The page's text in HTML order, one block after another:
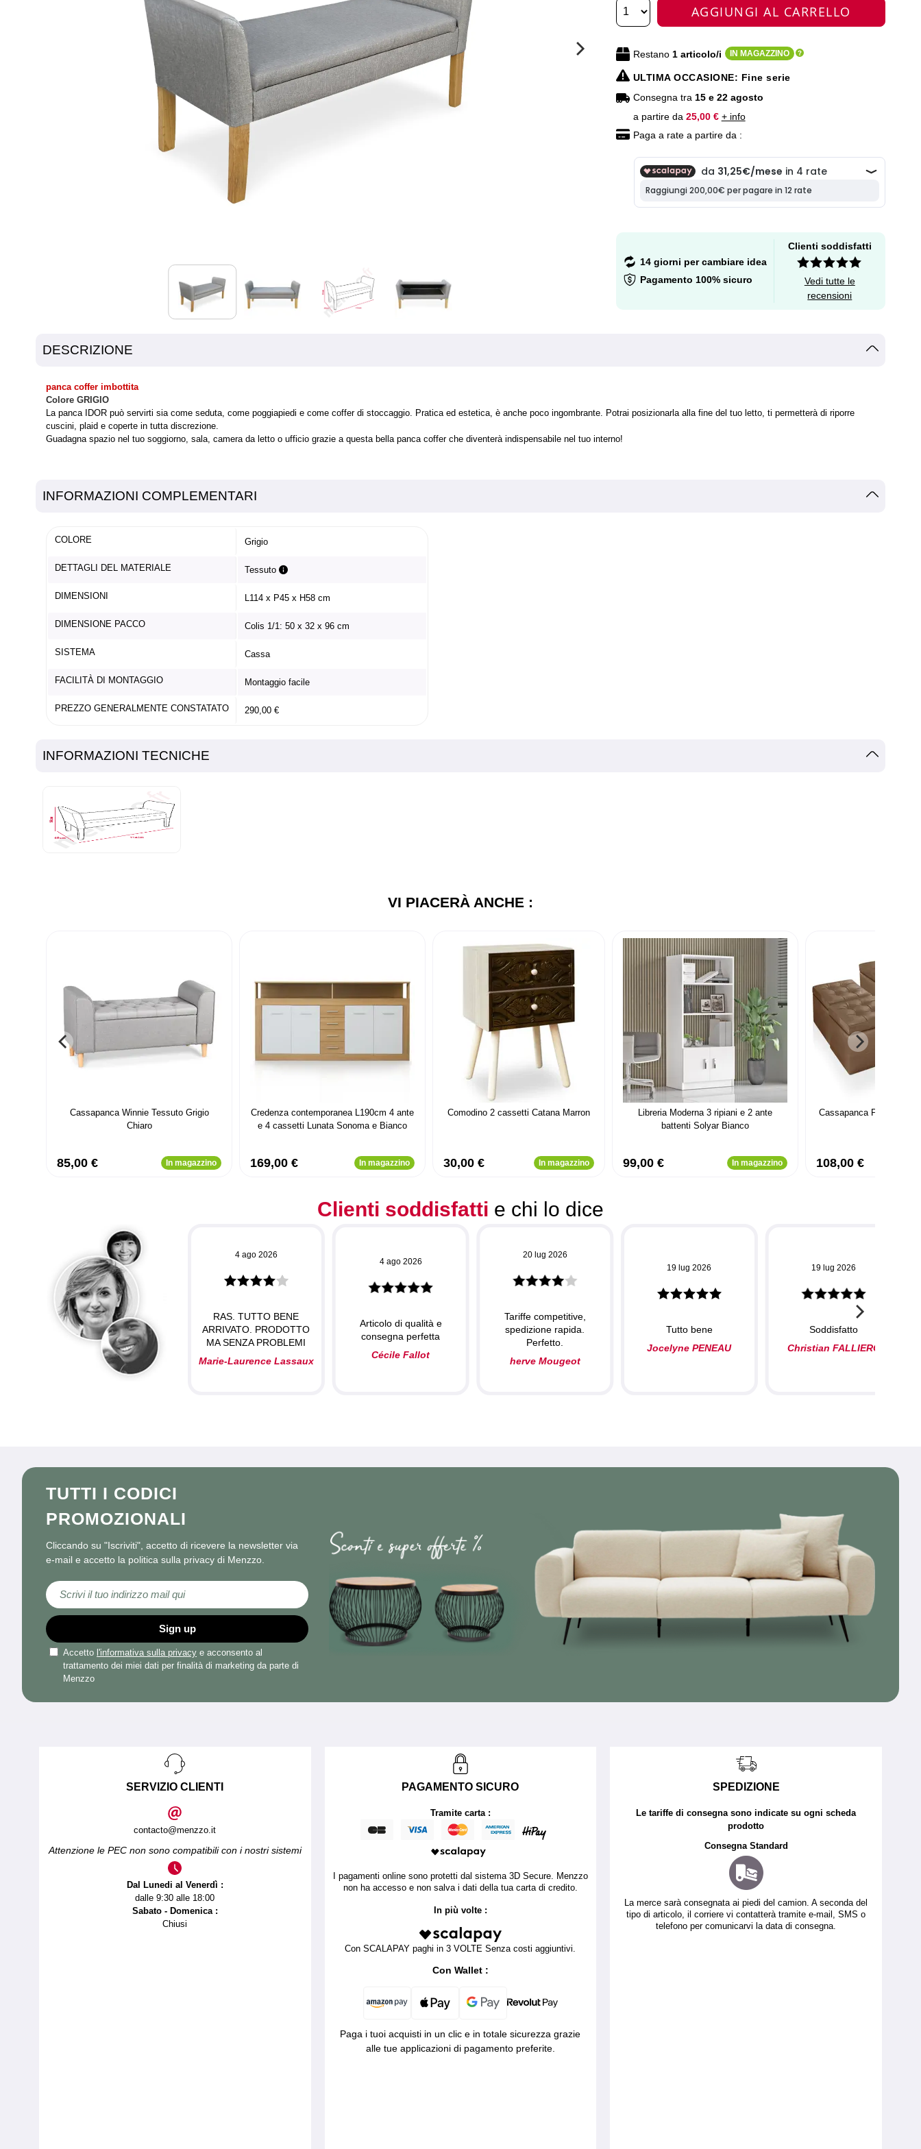
AGGIUNGI AL CARRELLO
Restano 1articolo/i IN MAGAZZINO
ULTIMA OCCASIONE: Fine serie
Consegna tra 15 e 22 agosto
a partire da 25,00 € + info
Paga a rate a partire da :
14 giorni per cambiare idea
Pagamento 100% sicuro
Clienti soddisfatti
Vedi tutte le
recensioni
DESCRIZIONE
panca coffer imbottita
Colore GRIGIO
La panca IDOR può servirti sia come seduta, come poggiapiedi e come coffer di stoccaggio. Pratica ed estetica, è anche poco ingombrante. Potrai posizionarla alla fine del tuo letto, ti permetterà di riporre
cuscini, plaid e coperte in tutta discrezione.
Guadagna spazio nel tuo soggiorno, sala, camera da letto o ufficio grazie a questa bella panca coffer che diventerà indispensabile nel tuo interno!
INFORMAZIONI COMPLEMENTARI
COLORE Grigio
DETTAGLI DEL MATERIALE Tessuto
DIMENSIONI L114 x P45 x H58 cm
DIMENSIONE PACCO Colis 1/1: 50 x 32 x 96 cm
SISTEMA Cassa
FACILITÀ DI MONTAGGIO Montaggio facile
PREZZO GENERALMENTE CONSTATATO 290,00 €
INFORMAZIONI TECNICHE
VI PIACERÀ ANCHE :
Cassapanca Winnie Tessuto Grigio
Chiaro
85,00 € In magazzino
Credenza contemporanea L190cm 4 ante
e 4 cassetti Lunata Sonoma e Bianco
169,00 € In magazzino
Comodino 2 cassetti Catana Marron
30,00 € In magazzino
Libreria Moderna 3 ripiani e 2 ante
battenti Solyar Bianco
99,00 € In magazzino
Cassapanca Panky + 2
108,00 €
Clienti soddisfatti e chi lo dice
4 ago 2026
RAS. TUTTO BENE
ARRIVATO. PRODOTTO
MA SENZA PROBLEMI
Marie-Laurence Lassaux
4 ago 2026
Articolo di qualità e
consegna perfetta
Cécile Fallot
20 lug 2026
Tariffe competitive,
spedizione rapida.
Perfetto.
herve Mougeot
19 lug 2026
Tutto bene
Jocelyne PENEAU
19 lug 2026
Soddisfatto
Christian FALLIERO
TUTTI I CODICI
PROMOZIONALI
Cliccando su "Iscriviti", accetto di ricevere la newsletter via
e-mail e accetto la politica sulla privacy di Menzzo.
Iscriviti alla nostra Newsletter:
Sign up
Accetto l'informativa sulla privacy e acconsento al
trattamento dei miei dati per finalità di marketing da parte di
Menzzo
SERVIZIO CLIENTI
contacto@menzzo.it
Attenzione le PEC non sono compatibili con i nostri sistemi
Dal Lunedi al Venerdì :
dalle 9:30 alle 18:00
Sabato - Domenica :
Chiusi
PAGAMENTO SICURO
Tramite carta :
I pagamenti online sono protetti dal sistema 3D Secure. Menzzo
non ha accesso e non salva i dati della tua carta di credito.
In più volte :
Con SCALAPAY paghi in 3 VOLTE Senza costi aggiuntivi.
Con Wallet :
Paga i tuoi acquisti in un clic e in totale sicurezza grazie
alle tue applicazioni di pagamento preferite.
SPEDIZIONE
Le tariffe di consegna sono indicate su ogni scheda
prodotto
Consegna Standard
La merce sarà consegnata ai piedi del camion. A seconda del
tipo di articolo, il corriere vi contatterà tramite e-mail, SMS o
telefono per comunicarvi la data di consegna.